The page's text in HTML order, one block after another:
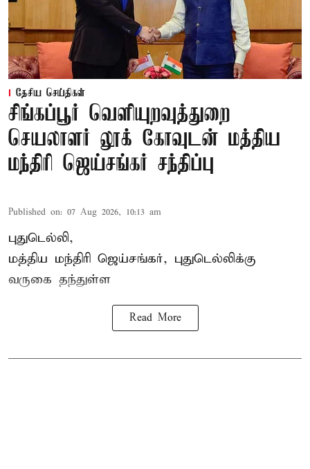
தேசிய செய்திகள்
சிங்கப்பூர் வெளியுறவுத்துறை
செயலாளர் லூக் கோவுடன் மத்திய
மந்திரி ஜெய்சங்கர் சந்திப்பு
Published on: 07 Aug 2026, 10:13 am
புதுடெல்லி,
மத்திய மந்திரி ஜெய்சங்கர், புதுடெல்லிக்கு
வருகை தந்துள்ள
Read More